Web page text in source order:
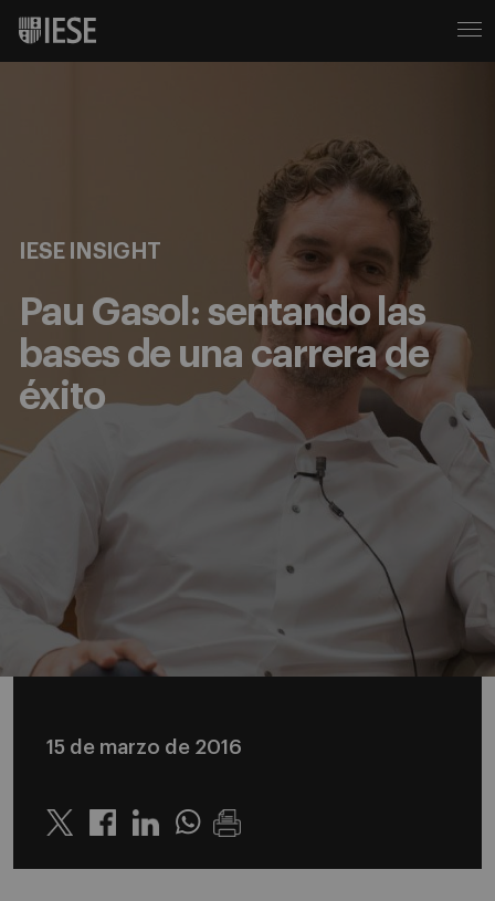
IESE INSIGHT
Pau Gasol: sentando las
bases de una carrera de
éxito
15 de marzo de 2016
Twitter LinkedinWhatsapp